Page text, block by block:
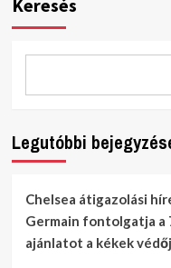
Keresés
Legutóbbi
Chelsea átigazolási
Germain fontolgatja a
ajánlatot a kékek